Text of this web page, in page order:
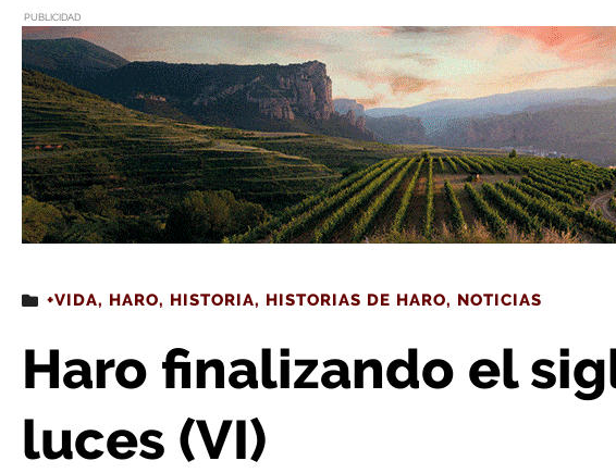
PUBLICIDAD
Estás leyendo: Haro finalizando el siglo de sus luces (VI)
+VIDA, HARO, HISTORIA, HISTORIAS DE HARO, NOTICIAS
Haro finalizando el
luces (VI)